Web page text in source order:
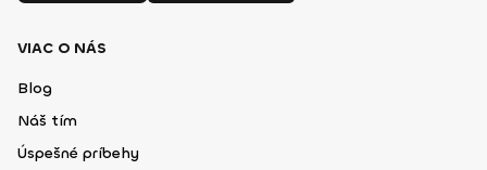
VIAC O NÁS
Blog
Náš tím
Úspešné príbehy